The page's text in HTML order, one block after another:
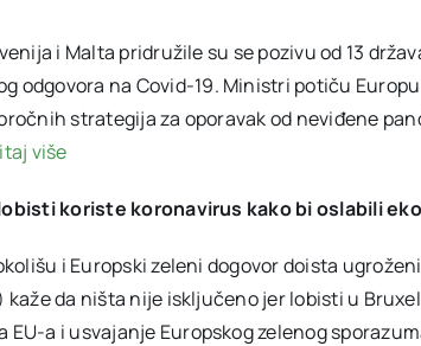
i Malta pridružile su se pozivu od 13
odgovora na Covid-19. Ministri potiču
strategija za oporavak od neviđene
više
koriste koronavirus kako bi oslabili
i Europski zeleni dogovor doista
kaže da ništa nije isključeno jer lobisti u
EU-a i usvajanje Europskog zelenog